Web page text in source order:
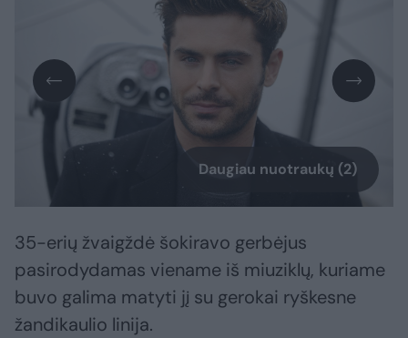
Daugiau nuotraukų (2)
35-erių žvaigždė šokiravo gerbėjus
pasirodydamas viename iš miuziklų, kuriame
buvo galima matyti jį su gerokai ryškesne
žandikaulio linija.